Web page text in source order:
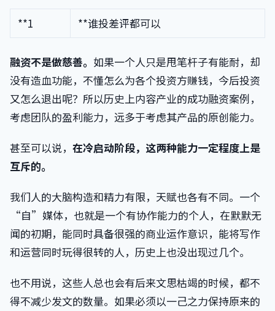
**1 **谁投差评都可以
融资不是做慈善。 如果一个人只是甩笔杆子有能耐，却
没有造血功能，不懂怎么为各个投资方赚钱，今后投资
又怎么退出呢？所以历史上内容产业的成功融资案例，
考虑团队的盈利能力，远多于考虑其产品的原创能力。
甚至可以说， 在冷启动阶段，这两种能力一定程度上是
互斥的。
我们人的大脑构造和精力有限，天赋也各有不同。一个
“自”媒体，也就是一个有协作能力的个人，在默默无
闻的初期，能同时具备很强的商业运作意识，能将写作
和运营同时玩得很转的人，历史上也没出现过几个。
也不用说，这些人总也会有后来文思枯竭的时候，都不
得不减少发文的数量。如果必须以一己之力保持原来的